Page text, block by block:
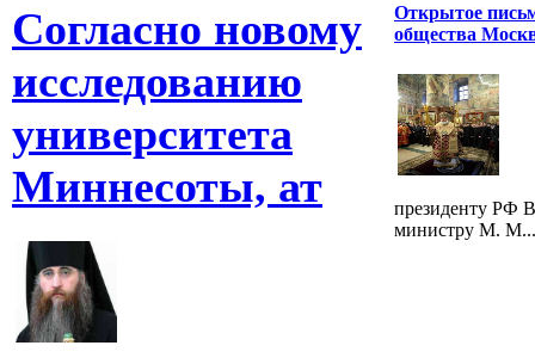
Согласно новому
исследованию
университета
Миннесоты, ат
Открытое
общества
президенту РФ
министру М. М...